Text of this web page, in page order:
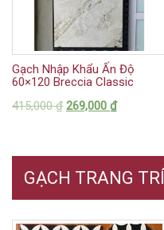
Gạch Nhập Khẩu Ấn Độ
60×120 Breccia Classic
415,000₫ 269,000 ₫
GẠCH TRANG TRÍ